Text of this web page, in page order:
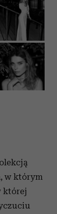
w którym
której